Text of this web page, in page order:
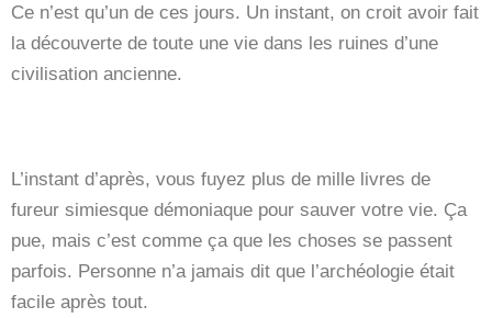
Ce n’est qu’un de ces jours. Un instant, on croit avoir fait
la découverte de toute une vie dans les ruines d’une
civilisation ancienne.
L’instant d’après, vous fuyez plus de mille livres de
fureur simiesque démoniaque pour sauver votre vie. Ça
pue, mais c’est comme ça que les choses se passent
parfois. Personne n’a jamais dit que l’archéologie était
facile après tout.